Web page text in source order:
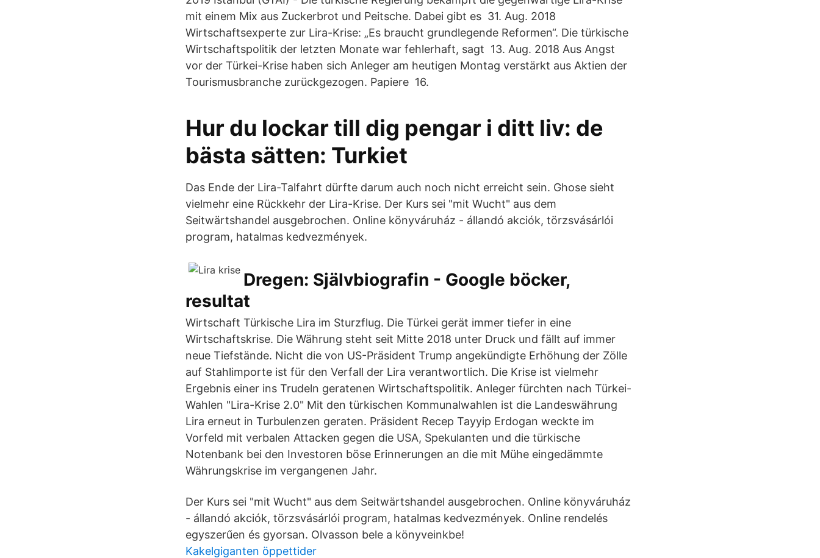
mit einem Mix aus Zuckerbrot und Peitsche. Dabei gibt es 31. Aug. 2018
Wirtschaftsexperte zur Lira-Krise: „Es braucht grundlegende Reformen“. Die türkische
Wirtschaftspolitik der letzten Monate war fehlerhaft, sagt 13. Aug. 2018 Aus Angst
vor der Türkei-Krise haben sich Anleger am heutigen Montag verstärkt aus Aktien der
Tourismusbranche zurückgezogen. Papiere 16.
Hur du lockar till dig pengar i ditt liv: de
bästa sätten: Turkiet
Das Ende der Lira-Talfahrt dürfte darum auch noch nicht erreicht sein. Ghose sieht
vielmehr eine Rückkehr der Lira-Krise. Der Kurs sei "mit Wucht" aus dem
Seitwärtshandel ausgebrochen. Online könyváruház - állandó akciók, törzsvásárlói
program, hatalmas kedvezmények.
Dregen: Självbiografin - Google böcker,
resultat
Wirtschaft Türkische Lira im Sturzflug. Die Türkei gerät immer tiefer in eine
Wirtschaftskrise. Die Währung steht seit Mitte 2018 unter Druck und fällt auf immer
neue Tiefstände. Nicht die von US-Präsident Trump angekündigte Erhöhung der Zölle
auf Stahlimporte ist für den Verfall der Lira verantwortlich. Die Krise ist vielmehr
Ergebnis einer ins Trudeln geratenen Wirtschaftspolitik. Anleger fürchten nach Türkei-
Wahlen "Lira-Krise 2.0" Mit den türkischen Kommunalwahlen ist die Landeswährung
Lira erneut in Turbulenzen geraten. Präsident Recep Tayyip Erdogan weckte im
Vorfeld mit verbalen Attacken gegen die USA, Spekulanten und die türkische
Notenbank bei den Investoren böse Erinnerungen an die mit Mühe eingedämmte
Währungskrise im vergangenen Jahr.
Der Kurs sei "mit Wucht" aus dem Seitwärtshandel ausgebrochen. Online könyváruház
- állandó akciók, törzsvásárlói program, hatalmas kedvezmények. Online rendelés
egyszerűen és gyorsan. Olvasson bele a könyveinkbe!
Kakelgiganten öppettider